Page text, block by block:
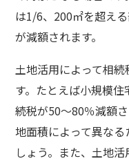
は1/6、200㎡を超え
が減額されます。
土地活用によって相
す。たとえば小規模
続税が50～80％減額
地面積によって異な
しょう。また、土地